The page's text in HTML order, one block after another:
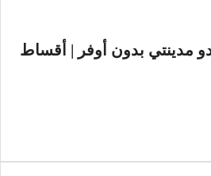
مدينتي بدون أوفر | أقساط